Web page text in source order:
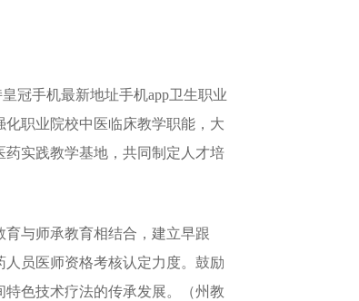
冠手机最新地址手机app卫生职业
职业院校中医临床教学职能，大
实践教学基地，共同制定人才培
育与师承教育相结合，建立早跟
员医师资格考核认定力度。鼓励
色技术疗法的传承发展。（州教